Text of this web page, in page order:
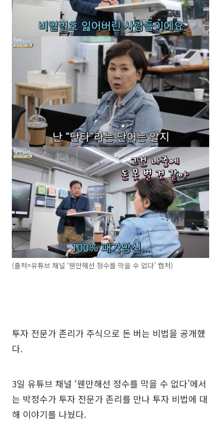
(출처=유튜브 채널 ‘웬만해선 정수를 막을 수 없다’ 캡처)
투자 전문가 존리가 주식으로 돈 버는 비법을 공개했
다.
3일 유튜브 채널 ‘웬만해선 정수를 막을 수 없다’에서
는 박정수가 투자 전문가 존리를 만나 투자 비법에 대
해 이야기를 나눴다.